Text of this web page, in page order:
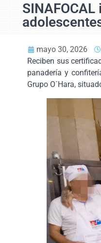
mayo 30, 2026
Reciben sus
panadería y
Grupo O´Hara,